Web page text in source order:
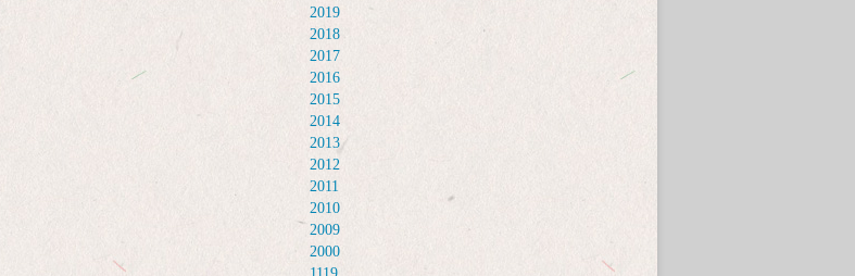
2019
2018
2017
2016
2015
2014
2013
2012
2011
2010
2009
2000